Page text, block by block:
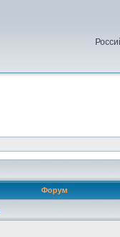
Форум